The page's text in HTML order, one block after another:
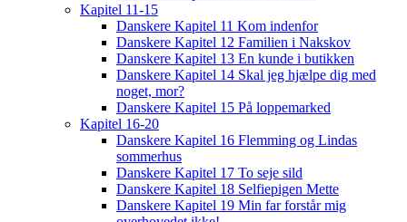
Kapitel 11-15
Danskere Kapitel 11 Kom indenfor
Danskere Kapitel 12 Familien i Nakskov
Danskere Kapitel 13 En kunde i butikken
Danskere Kapitel 14 Skal jeg hjælpe dig med
noget, mor?
Danskere Kapitel 15 På loppemarked
Kapitel 16-20
Danskere Kapitel 16 Flemming og Lindas
sommerhus
Danskere Kapitel 17 To seje sild
Danskere Kapitel 18 Selfiepigen Mette
Danskere Kapitel 19 Min far forstår mig